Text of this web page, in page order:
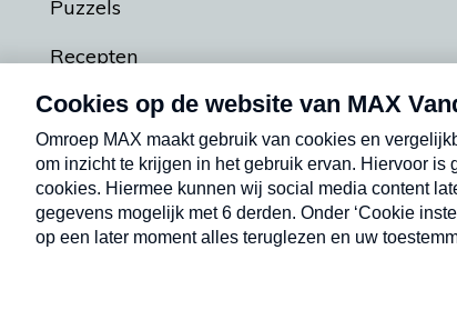
Puzzels
Recepten
Podcasts